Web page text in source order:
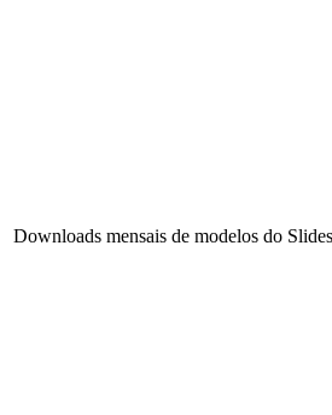
Downloads mensais de modelos do